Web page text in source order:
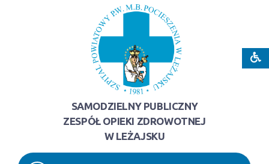
SAMODZIELNY PUBLICZNY
ZESPÓŁ OPIEKI ZDROWOTNEJ
W LEŻAJSKU